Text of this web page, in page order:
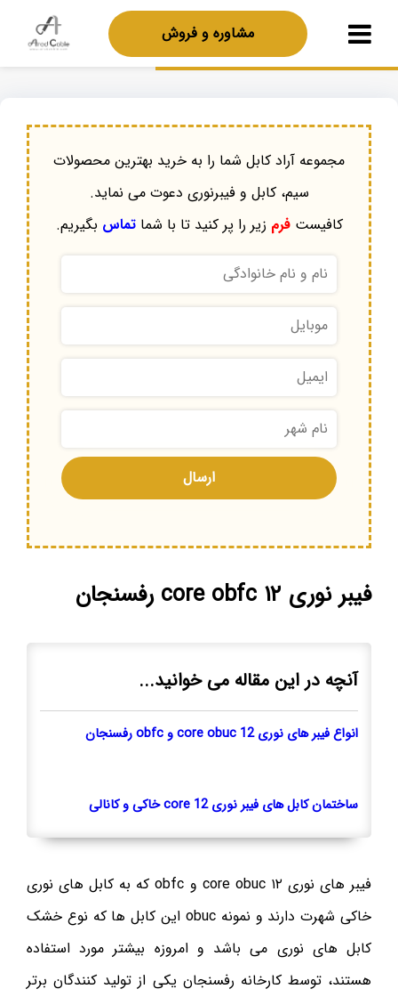
مشاوره و فروش
مجموعه آراد کابل شما را به خرید بهترین محصولات
سیم، کابل و فیبرنوری دعوت می نماید.
کافیستفرم زیر را پر کنید تا با شماتماس بگیریم.
فیبر نوری ۱۲ core obfc رفسنجان
آنچه در این مقاله می خوانید...
انواع فیبر های نوری 12 core obuc و obfc رفسنجان
ساختمان کابل های فیبر نوری 12 core خاکی و کانالی
فیبر های نوری ۱۲ core obuc و obfc که به کابل های نوری
خاکی شهرت دارند و نمونه obuc این کابل ها که نوع خشک
کابل های نوری می باشد و امروزه بیشتر مورد استفاده
هستند، توسط کارخانه رفسنجان یکی از تولید کنندگان برتر